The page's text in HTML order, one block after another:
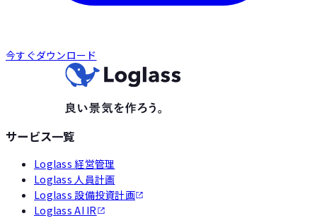
今すぐダウンロード
サービス一覧
Loglass 経営管理
Loglass 人員計画
Loglass 設備投資計画
Loglass AI IR